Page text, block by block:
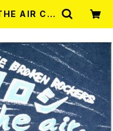
AIR CD